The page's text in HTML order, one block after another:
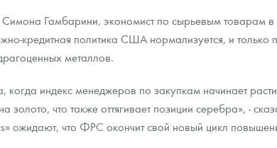
Гамбарини, экономист по сырьевым товарам в
кредитная политика США нормализуется, и только
металлов.
когда индекс менеджеров по закупкам начинает
что также оттягивает позиции серебра», -
ожидают, что ФРС окончит свой новый цикл